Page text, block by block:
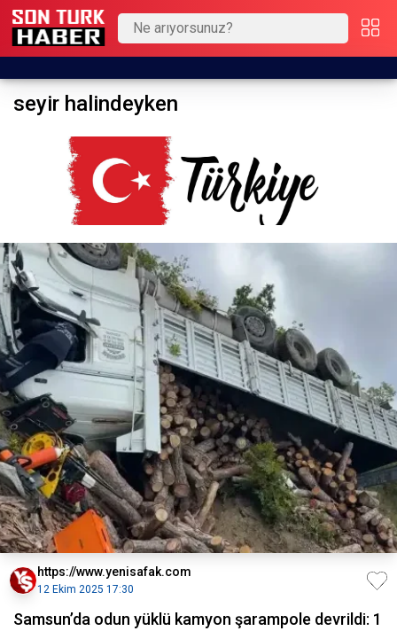
seyir halindeyken
https://www.yenisafak.com
12 Ekim 2025 17:30
Samsun’da odun yüklü kamyon şarampole devrildi: 1